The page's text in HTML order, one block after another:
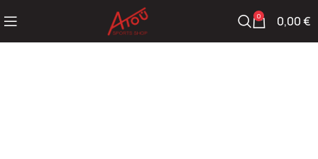
0 0,00€